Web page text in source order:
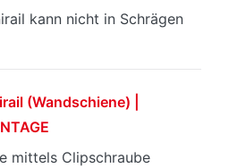
kann nicht in Schrägen
(Wandschiene) |
mittels Clipschraube